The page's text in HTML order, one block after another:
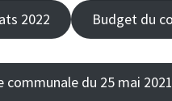
2022 Budget du
communale du 25 mai 2021